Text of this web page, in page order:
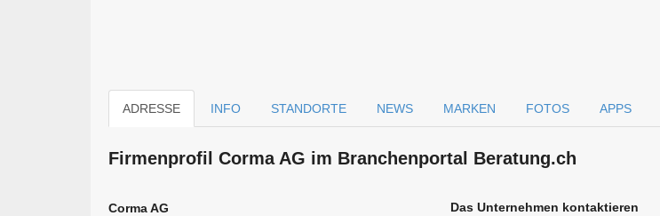
ADRESSE INFO STANDORTE NEWS MARKEN FOTOS APPS
Firmen­profil Corma AG im Branchen­portal Beratung.ch
Corma AG
Das Unternehmen kontaktieren